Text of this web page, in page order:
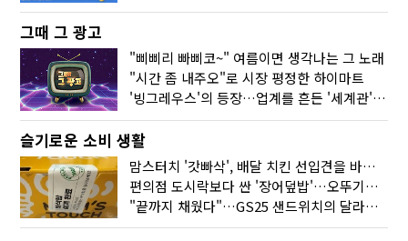
그때 그 광고
"삐삐리 빠삐코~" 여름이면 생각나는 그 노래
"시간 좀 내주오"로 시장 평정한 하이마트
'빙그레우스'의 등장…업계를 흔든 '세계관' 마케팅
슬기로운 소비 생활
맘스터치 '갓빠삭', 배달 치킨 선입견을 바꿨다
편의점 도시락보다 싼 '장어덮밥'…오뚜기가 해냈다
"끝까지 채웠다"…GS25 샌드위치의 달라진 '속'사정